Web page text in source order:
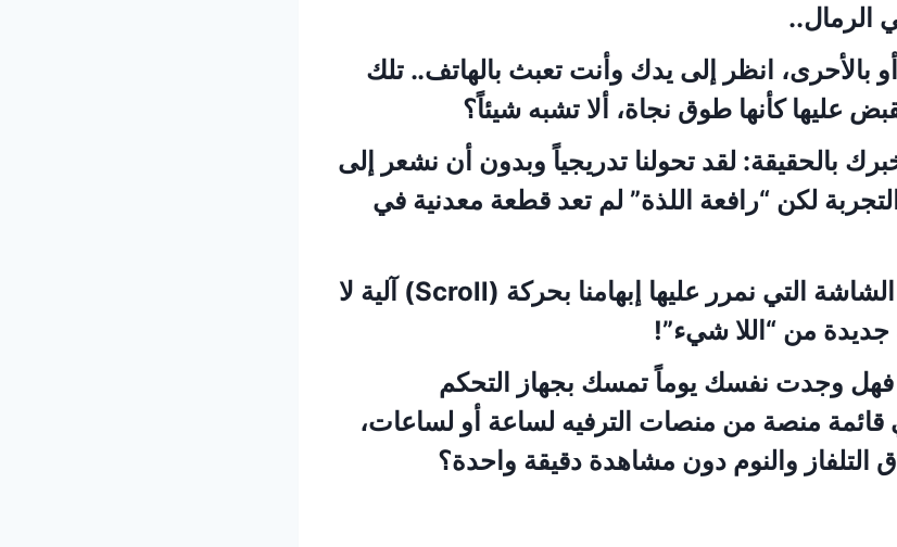
الرمال..
بالأحرى، انظر إلى يدك وأنت تعبث بالهاتف.. تلك
عليها كأنها طوق نجاة، ألا تشبه شيئاً؟
بالحقيقة: لقد تحولنا تدريجياً وبدون أن نشعر إلى
لكن “رافعة اللذة” لم تعد قطعة معدنية في
لقد صارت تمثلها تلك الشاشة التي نمرر عليها إبهامنا بحركة (Scroll) آلية لا
من “اللا شيء”!
فهل وجدت نفسك يوماً تمسك بجهاز التحكم
منصة من منصات الترفيه لساعة أو لساعات،
التلفاز والنوم دون مشاهدة دقيقة واحدة؟